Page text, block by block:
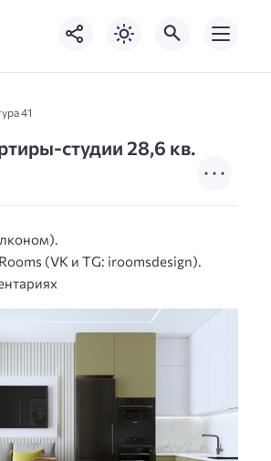
41
студии 28,6 кв.
(VK и TG: iroomsdesign).